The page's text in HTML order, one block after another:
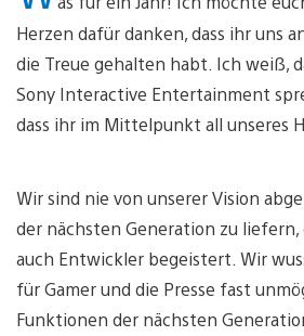
Herzen dafür danken, dass ihr uns
die Treue gehalten habt. Ich weiß,
Sony Interactive Entertainment
dass ihr im Mittelpunkt all unseres
Wir sind nie von unserer Vision
der nächsten Generation zu liefern,
auch Entwickler begeistert. Wir
für Gamer und die Presse fast
Funktionen der nächsten